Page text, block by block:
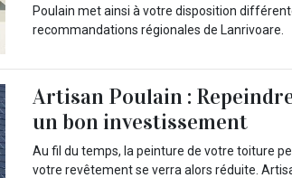
Poulain met ainsi à votre disposition
recommandations régionales de Lanrivoare.
Artisan Poulain :
un bon investissement
Au fil du temps, la peinture de votre toiture
votre revêtement se verra alors réduite.